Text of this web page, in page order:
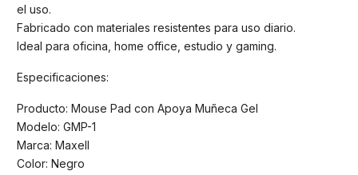
el uso.
Fabricado con materiales resistentes para uso diario.
Ideal para oficina, home office, estudio y gaming.
Especificaciones:
Producto: Mouse Pad con Apoya Muñeca Gel
Modelo: GMP-1
Marca: Maxell
Color: Negro